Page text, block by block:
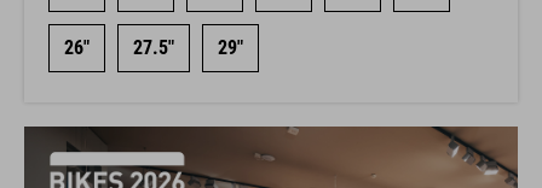
26" 27.5" 29"